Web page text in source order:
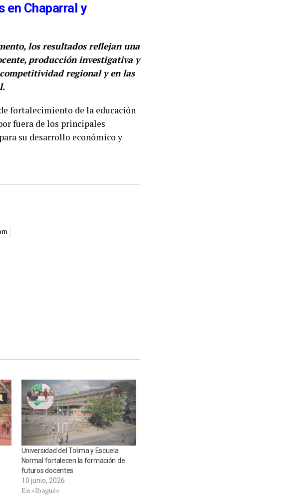
en Chaparral y
los resultados reflejan una
producción investigativa y
regional y en las
fortalecimiento de la educación
fuera de los principales
su desarrollo económico y
Universidad del Tolima y Escuela
Normal fortalecen la formación de
futuros docentes
10 junio, 2026
En «Ibagué»